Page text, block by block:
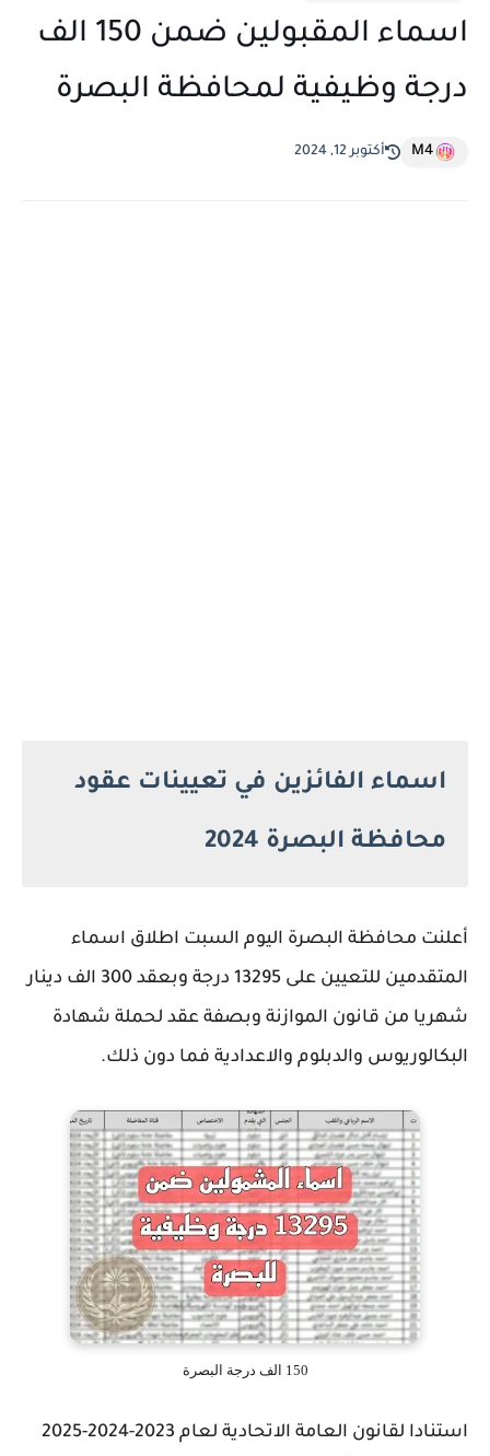
اسماء المقبولين ضمن 150 الف
درجة وظيفية لمحافظة البصرة
M4 أكتوبر 12, 2024
اسماء الفائزين في تعيينات عقود
محافظة البصرة 2024
أعلنت محافظة البصرة اليوم السبت اطلاق اسماء
المتقدمين للتعيين على 13295 درجة وبعقد 300 الف دينار
شهريا من قانون الموازنة وبصفة عقد لحملة شهادة
البكالوريوس والدبلوم والاعدادية فما دون ذلك.
150 الف درجة البصرة
استنادا لقانون العامة الاتحادية لعام 2023-2024-2025